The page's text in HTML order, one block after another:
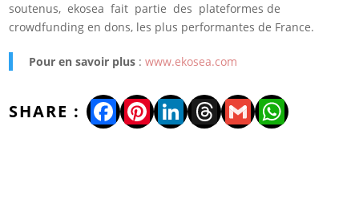
soutenus, ekosea fait partie des plateformes de
crowdfunding en dons, les plus performantes de France.
Pour en savoir plus :www.ekosea.com
Facebook
Pinterest
LinkedIn
Threads
Gmail